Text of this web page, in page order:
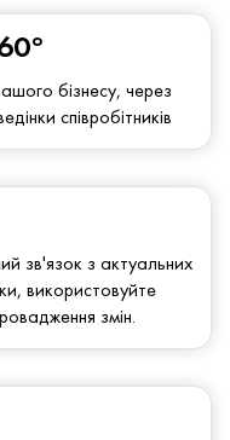
бізнесу, через
співробітників
зв'язок з актуальних
використовуйте
змін.